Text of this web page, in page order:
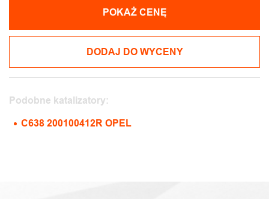
POKAŻ CENĘ
DODAJ DO WYCENY
Podobne katalizatory:
C638 200100412R OPEL